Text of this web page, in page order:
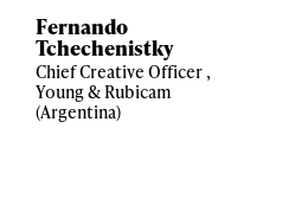
Fernando
Tchechenistky
Chief Creative Officer ,
Young & Rubicam
(Argentina)